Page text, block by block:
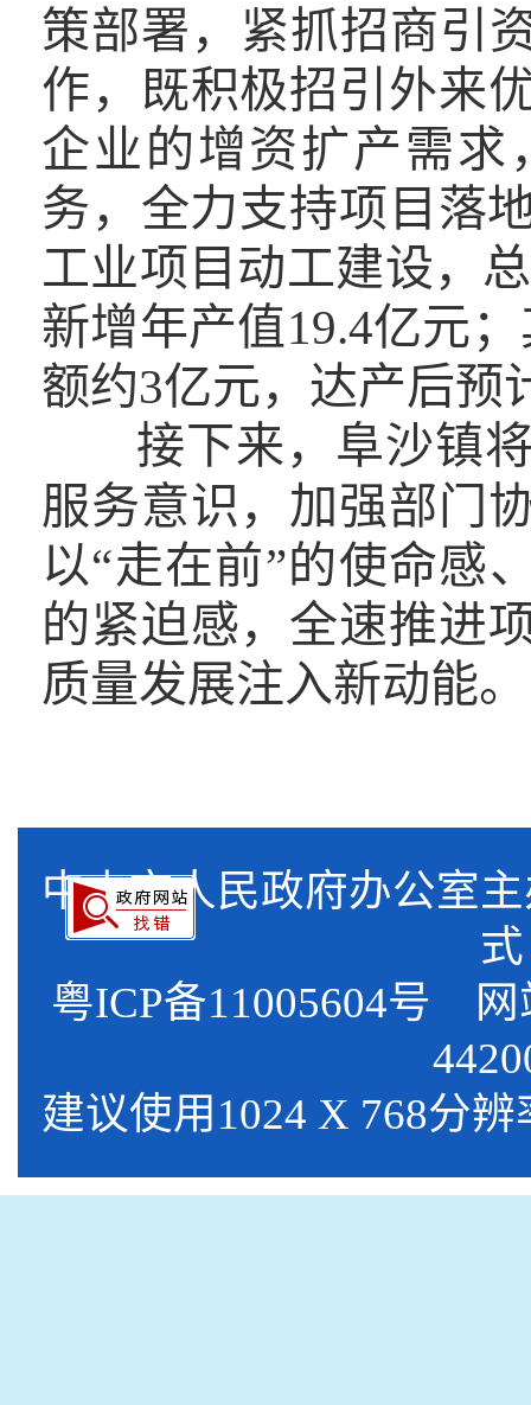
策部署，紧抓招商引
作，既积极招引外来
企业的增资扩产需求
务，全力支持项目落
工业项目动工建设，
新增年产值19.4亿元
额约3亿元，达产后预
接下来，阜沙镇
服务意识，加强部门
以“走在前”的使命感
的紧迫感，全速推进
质量发展注入新动能。
中山市人民政府办公
式
粤ICP备11005604号 网
建议使用1024 X 768分